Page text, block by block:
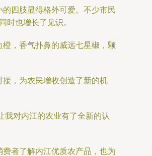
四肢显得格外可爱。不少市民
时也增长了见识。
，香气扑鼻的威远七星椒，颗
，为农民增收创造了新的机
我对内江的农业有了全新的认
者了解内江优质农产品，也为